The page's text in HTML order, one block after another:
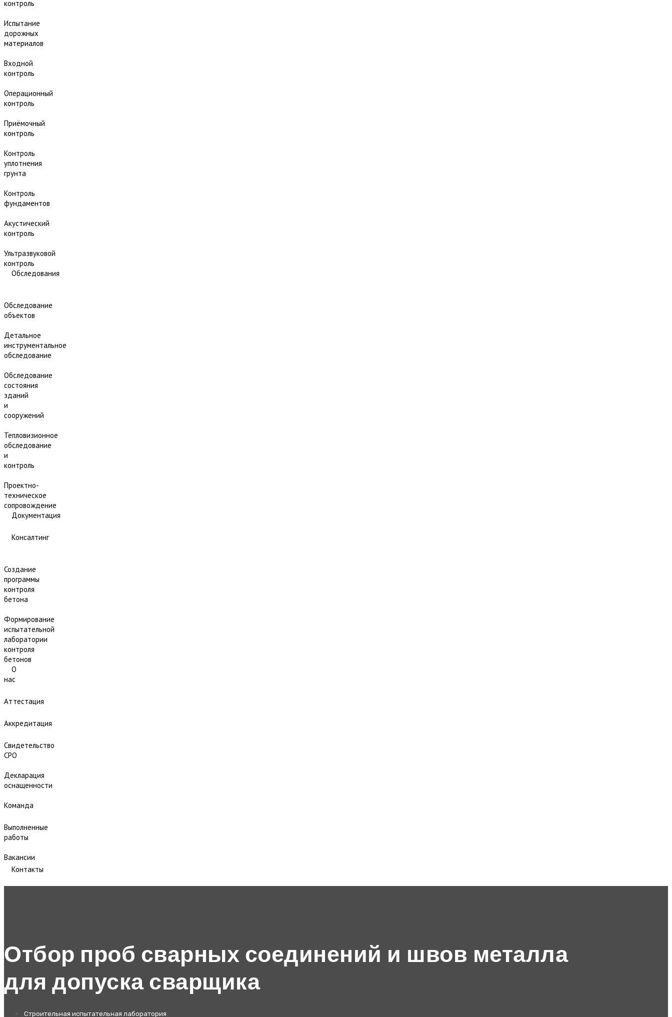
контроль
Испытание
дорожных
материалов
Входной
контроль
Операционный
контроль
Приёмочный
контроль
Контроль
уплотнения
грунта
Контроль
фундаментов
Акустический
контроль
Ультразвуковой
контроль
Обследования
Обследование
объектов
Детальное
инструментальное
обследование
Обследование
состояния
зданий
и
сооружений
Тепловизионное
обследование
и
контроль
Проектно-
техническое
сопровождение
Документация
Консалтинг
Создание
программы
контроля
бетона
Формирование
испытательной
лаборатории
контроля
бетонов
О
нас
Аттестация
Аккредитация
Свидетельство
СРО
Декларация
оснащенности
Команда
Выполненные
работы
Вакансии
Контакты
Отбор проб сварных соединений и швов металла
для допуска сварщика
Строительная испытательная лаборатория